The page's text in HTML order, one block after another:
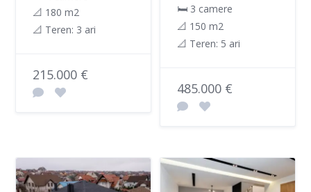
📐 180 m2
📐 Teren: 3 ari
215.000 €
🛏 3 camere
📐 150 m2
📐 Teren: 5 ari
485.000 €